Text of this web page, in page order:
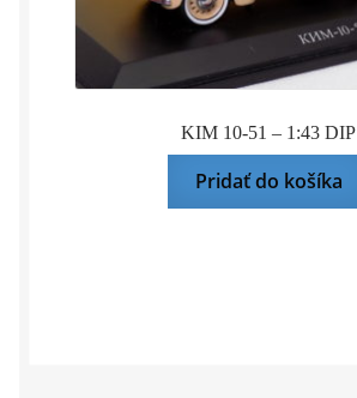
KIM 10-51 – 1:43 DIP
Pridať do košíka